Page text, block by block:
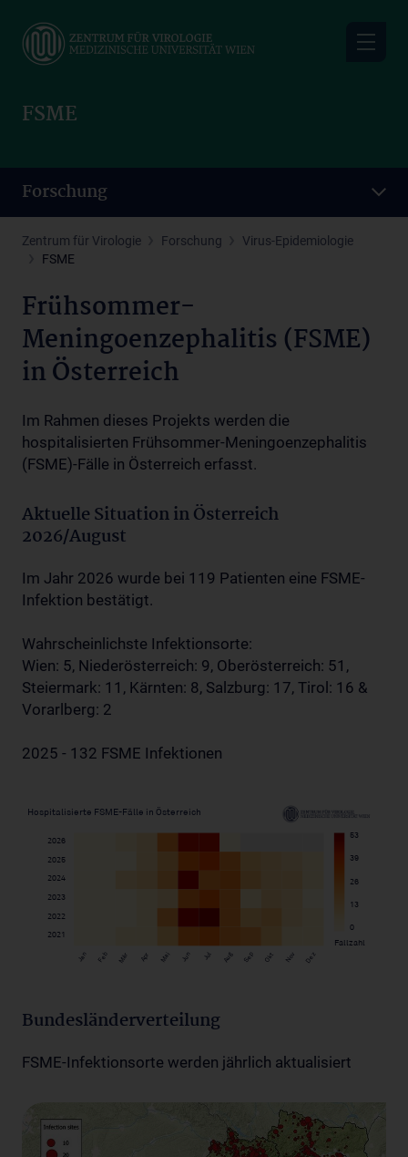
main
FSME
Forschung
Zentrum für Virologie Forschung
Virus-Epidemiologie
FSME
Frühsommer-
Meningoenzephalitis (FSME)
in Österreich
Im Rahmen dieses Projekts werden die
hospitalisierten Frühsommer-Meningoenzephalitis
(FSME)-Fälle in Österreich erfasst.
Aktuelle Situation in Österreich
2026/August
Im Jahr 2026 wurde bei 119 Patienten eine FSME-
Infektion bestätigt.
Wahrscheinlichste Infektionsorte:
Wien: 5, Niederösterreich: 9, Oberösterreich: 51,
Steiermark: 11, Kärnten: 8, Salzburg: 17, Tirol: 16 &
Vorarlberg: 2
2025 - 132 FSME Infektionen
Bundesländerverteilung
FSME-Infektionsorte werden jährlich aktualisiert